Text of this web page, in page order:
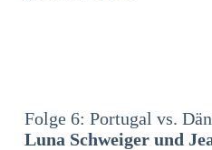
Folge 6: Portugal vs.
Luna Schweiger und